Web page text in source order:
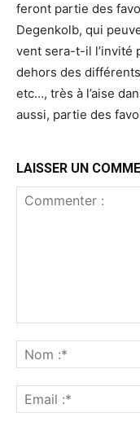
feront partie des
Degenkolb, qui
vent sera-t-il l’invité
dehors des
etc…, très à l’aise
aussi, partie des
LAISSER UN